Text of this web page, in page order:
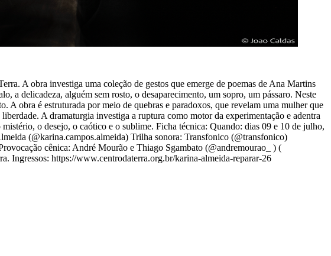
A obra investiga uma coleção de gestos que emerge de poemas de Ana Martins
a delicadeza, alguém sem rosto, o desaparecimento, um sopro, um pássaro. Neste
A obra é estruturada por meio de quebras e paradoxos, que revelam uma mulher que
A dramaturgia investiga a ruptura como motor da experimentação e adentra
o desejo, o caótico e o sublime. Ficha técnica: Quando: dias 09 e 10 de julho,
(@karina.campos.almeida) Trilha sonora: Transfonico (@transfonico)
cênica: André Mourão e Thiago Sgambato (@andremourao_ ) (
Ingressos: https://www.centrodaterra.org.br/karina-almeida-reparar-26